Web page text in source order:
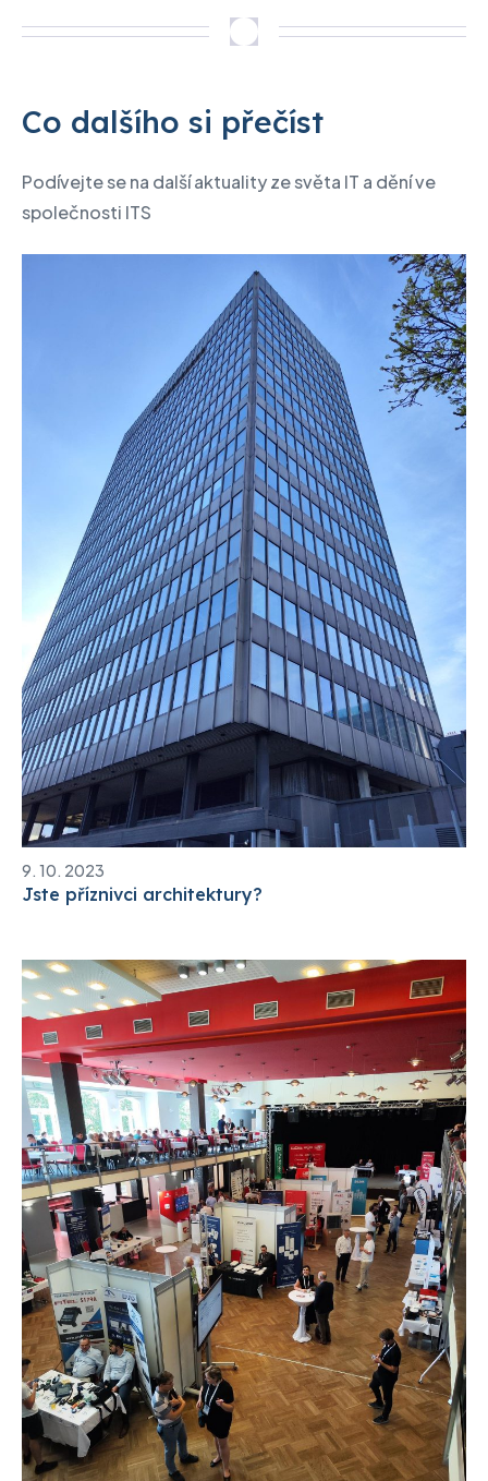
Co dalšího si přečíst
Podívejte se na další aktuality ze světa IT a dění ve
společnosti ITS
9. 10. 2023
Jste příznivci architektury?